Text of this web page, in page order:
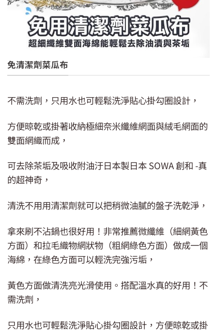
免清潔劑菜瓜布
不需洗劑，只用水也可輕鬆洗淨貼心掛勾圈設計，
方便晾乾或掛著收納極細奈米纖維網面與絨毛網面的
雙面網織而成，
可去除茶垢及吸收附油汙日本製日本 SOWA 創和 -真
的超神奇，
清洗不用用清潔劑就可以把稍微油膩的盤子洗乾淨，
拿來刷不沾鍋也很好用！非常推薦微纖維（細網黃色
方面）和拉毛織物網狀物（粗網綠色方面）做成一個
海綿，在綠色方面可以輕洗完強污垢，
黃色方面做清洗亮光滑使用。搭配溫水真的好用！不
需洗劑，
只用水也可輕鬆洗淨貼心掛勾圈設計，方便晾乾或掛